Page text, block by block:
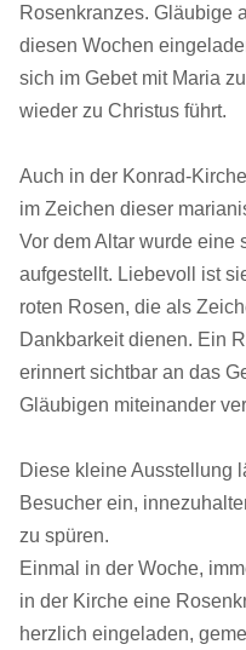
Rosenkranzes. Gläubige
diesen Wochen
sich im Gebet mit Maria
wieder zu Christus führt.
Auch in der Konrad-
im Zeichen dieser
Vor dem Altar wurde eine
aufgestellt. Liebevoll ist
roten Rosen, die als
Dankbarkeit dienen. Ein
erinnert sichtbar an das
Gläubigen miteinander
Diese kleine Ausstellung
Besucher ein,
zu spüren.
Einmal in der Woche,
in der Kirche eine
herzlich eingeladen,